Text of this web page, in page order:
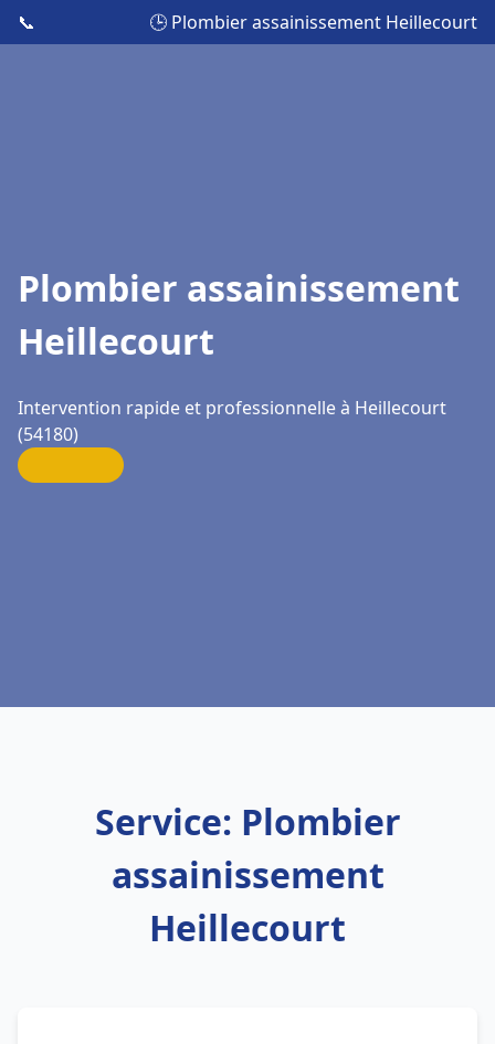
📞 🕒 Plombier assainissement Heillecourt
Plombier assainissement
Heillecourt
Intervention rapide et professionnelle à Heillecourt
(54180)
Service: Plombier
assainissement
Heillecourt